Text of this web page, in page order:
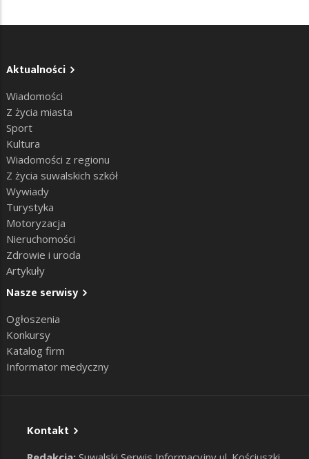
Aktualności
Wiadomości
Z życia miasta
Sport
Kultura
Wiadomości z regionu
Z życia suwalskich szkół
Wywiady
Turystyka
Motoryzacja
Nieruchomości
Zdrowie i uroda
Artykuły
Nasze serwisy
Ogłoszenia
Konkursy
Katalog firm
Informator medyczny
Kontakt